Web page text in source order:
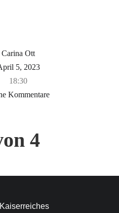
Carina Ott
5, 2023
18:30
Kommentare
4